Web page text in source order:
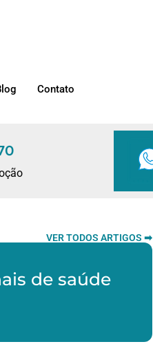
Contato
VER TODOS ARTIGOS ➡
de saúde